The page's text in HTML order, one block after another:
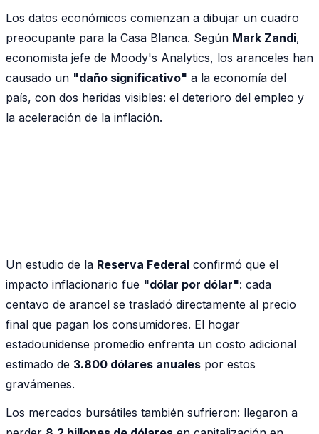
Los datos económicos comienzan a dibujar un cuadro
preocupante para la Casa Blanca. Según Mark Zandi,
economista jefe de Moody's Analytics, los aranceles han
causado un "daño significativo" a la economía del
país, con dos heridas visibles: el deterioro del empleo y
la aceleración de la inflación.
Un estudio de la Reserva Federal confirmó que el
impacto inflacionario fue "dólar por dólar": cada
centavo de arancel se trasladó directamente al precio
final que pagan los consumidores. El hogar
estadounidense promedio enfrenta un costo adicional
estimado de 3.800 dólares anuales por estos
gravámenes.
Los mercados bursátiles también sufrieron: llegaron a